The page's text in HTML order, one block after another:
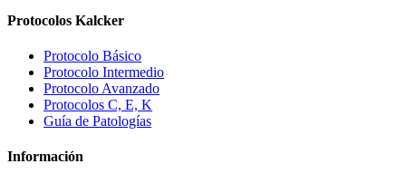
Protocolos Kalcker
Protocolo Básico
Protocolo Intermedio
Protocolo Avanzado
Protocolos C, E, K
Guía de Patologías
Información